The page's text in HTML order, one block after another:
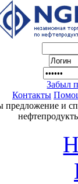
Забыл
Контакты
и